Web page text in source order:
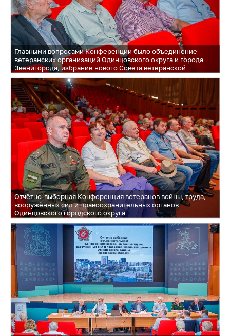
Главными вопросами Конференции было объединение
ветеранских организаций Одинцовского округа и города
Звенигорода, избрание нового Совета ветеранской
организации и контрольно-счётных органов
Отчётно-выборная Конференция ветеранов войны, труда,
вооружённых сил и правоохранительных органов
Одинцовского городского округа